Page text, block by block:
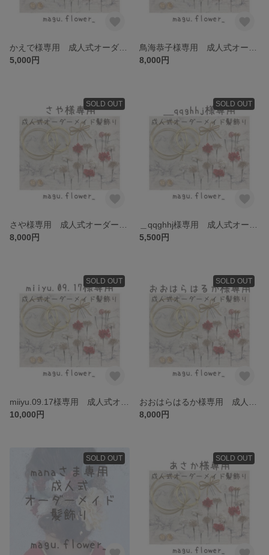
5,000円
8,000円
SOLD OUT
8,000円
SOLD OUT
5,500円
SOLD OUT
10,000円
SOLD OUT
8,000円
SOLD OUT SOLD OUT